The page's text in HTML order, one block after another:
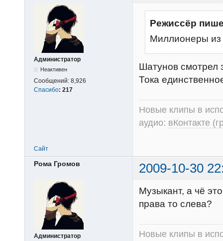
Администратор
Неактивен
Сообщений: 8,926
Спасибо: 217
Режиссёр
Миллионеры из
Шатунов смотрел
Тока
Новые клипы в
аудио: вКонтакте
Сайт
Рома Громов 2009-10-30
Администратор
Музыкант, а чё
права то слева?
Новые клипы в